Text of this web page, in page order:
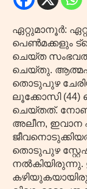
ഏറ്റുമാനൂർ:
പെൺമക്കളും
ചെയ്ത
ചെയ്തു.
തൊടുപുഴ
ലൂക്കോസി (44)
ചെയ്തത്.
അലീന, ഇവാന
തൊടുപുഴ
നൽകിയിരുന്നു.